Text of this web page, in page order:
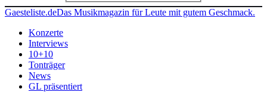
Gaesteliste.deDas Musikmagazin für Leute mit gutem Geschmack.
Konzerte
Interviews
10+10
Tonträger
News
GL präsentiert